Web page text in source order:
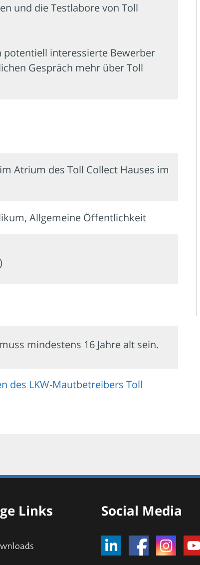
und die Testlabore von Toll
potentiell interessierte Bewerber
Gespräch mehr über Toll
Atrium des Toll Collect Hauses im
Allgemeine Öffentlichkeit
mindestens 16 Jahre alt sein.
des LKW-Mautbetreibers Toll
Links Social Media